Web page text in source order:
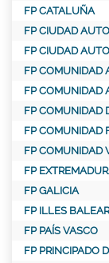
FP CATALUÑA
FP CIUDAD
FP CIUDAD
FP COMUNIDAD
FP COMUNIDAD
FP COMUNIDAD
FP COMUNIDAD
FP COMUNIDAD
FP
FP GALICIA
FP ILLES
FP PAÍS VASCO
FP PRINCIPADO